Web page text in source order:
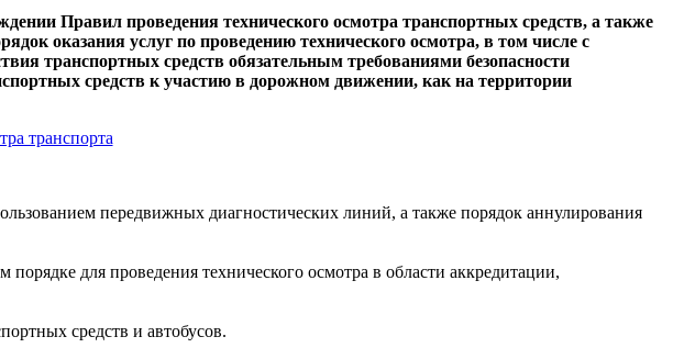
Правил проведения технического осмотра транспортных средств, а также
оказания услуг по проведению технического осмотра, в том числе с
транспортных средств обязательным требованиями безопасности
средств к участию в дорожном движении, как на территории
передвижных диагностических линий, а также порядок аннулирования
для проведения технического осмотра в области аккредитации,
средств и автобусов.